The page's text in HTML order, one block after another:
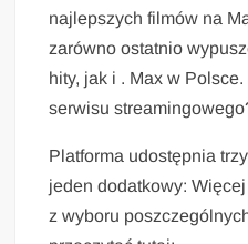
najlepszych filmów na
zarówno ostatnio
hity, jak i . Max w
serwisu
Platforma udostępnia
jeden dodatkowy:
z wyboru